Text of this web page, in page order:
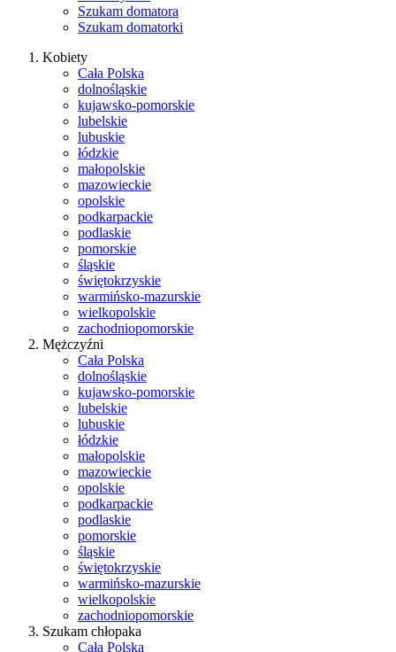
Szukam domatora
Szukam domatorki
Kobiety
Cała Polska
dolnośląskie
kujawsko-pomorskie
lubelskie
lubuskie
łódzkie
małopolskie
mazowieckie
opolskie
podkarpackie
podlaskie
pomorskie
śląskie
świętokrzyskie
warmińsko-mazurskie
wielkopolskie
zachodniopomorskie
Mężczyźni
Cała Polska
dolnośląskie
kujawsko-pomorskie
lubelskie
lubuskie
łódzkie
małopolskie
mazowieckie
opolskie
podkarpackie
podlaskie
pomorskie
śląskie
świętokrzyskie
warmińsko-mazurskie
wielkopolskie
zachodniopomorskie
Szukam chłopaka
Cała Polska